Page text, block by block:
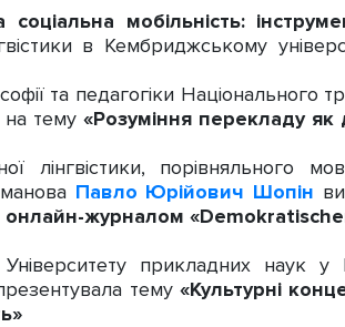
мобільність:
в Кембриджському
та педагогіки Національного
на тему «Розуміння перекладу як
порівняльного
Павло Юрійович Шопін
журналом
прикладних наук у
тему «Культурні